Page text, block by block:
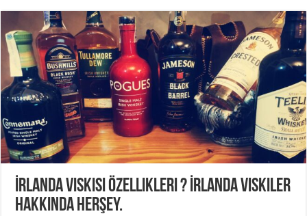
İrlanda viskisi özellikleri ? İrlanda viskiler
hakkında herşey.